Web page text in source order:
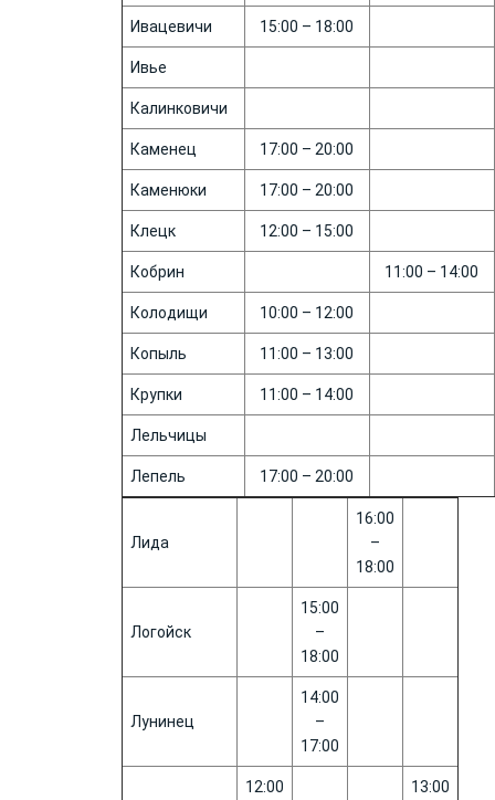
Ивацевичи 15:00 – 18:00
Ивье
Калинковичи
Каменец 17:00 – 20:00
Каменюки 17:00 – 20:00
Клецк 12:00 – 15:00
Кобрин 11:00 – 14:00
Колодищи 10:00 – 12:00
Копыль 11:00 – 13:00
Крупки 11:00 – 14:00
Лельчицы
Лепель 17:00 – 20:00
Лида
16:00
–
18:00
Логойск
15:00
–
18:00
Лунинец
14:00
–
17:00
12:00
13:00